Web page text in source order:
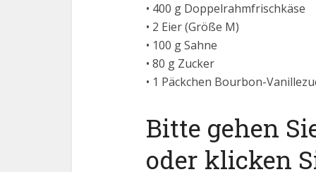
• 400 g Doppelrahmfrischkäse
• 2 Eier (Größe M)
• 100 g Sahne
• 80 g Zucker
• 1 Päckchen Bourbon-
Bitte gehen
oder klicken